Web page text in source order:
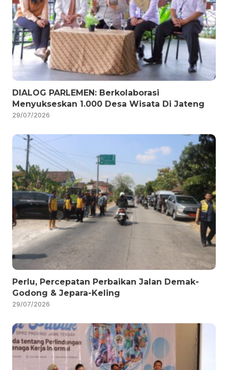
DIALOG PARLEMEN: Berkolaborasi
Menyukseskan 1.000 Desa Wisata Di Jateng
29/07/2026
Perlu, Percepatan Perbaikan Jalan Demak-
Godong & Jepara-Keling
29/07/2026